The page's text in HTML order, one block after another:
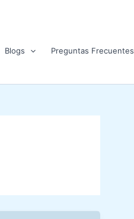
Blogs
Preguntas Frecuentes